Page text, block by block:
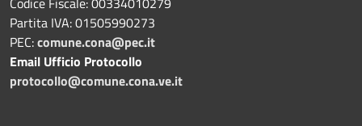
Partita IVA: 01505990273
PEC:comune.cona@pec.it
Email Ufficio Protocollo
protocollo@comune.cona.ve.it